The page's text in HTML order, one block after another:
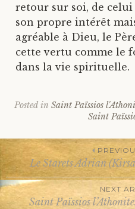
retour sur soi, de
son propre intérêt
agréable à Dieu, le
cette vertu comme le
dans la vie spirituelle.
Posted in Saint Païssios
Saint
Post
Le Starets Adrian
NEXT
Saint Païssios